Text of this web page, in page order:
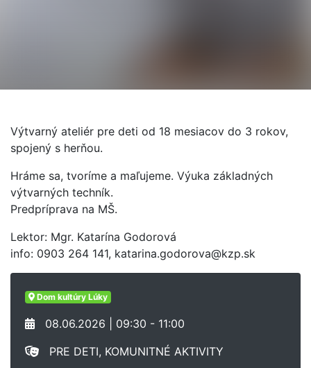
Výtvarný ateliér pre deti od 18 mesiacov do 3 rokov,
spojený s herňou.
Hráme sa, tvoríme a maľujeme. Výuka základných
výtvarných techník.
Predpríprava na MŠ.
Lektor: Mgr. Katarína Godorová
info: 0903 264 141, katarina.godorova@kzp.sk
Dom kultúry Lúky
08.06.2026 | 09:30 - 11:00
PRE DETI, KOMUNITNÉ AKTIVITY